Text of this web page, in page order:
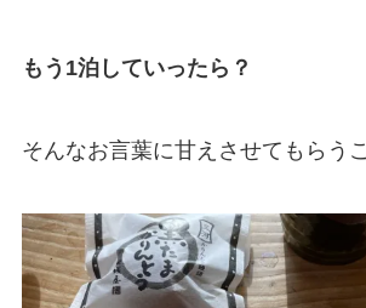
もう1泊していったら？
そんなお言葉に甘えさせてもらう